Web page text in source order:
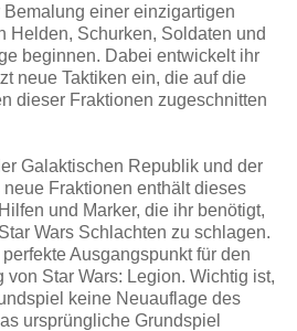
einer einzigartigen
Helden, Schurken, Soldaten und
beginnen. Dabei entwickelt ihr
neue Taktiken ein, die auf die
dieser Fraktionen zugeschnitten
Galaktischen Republik und der
Fraktionen enthält dieses
und Marker, die ihr benötigt,
Wars Schlachten zu schlagen.
Ausgangspunkt für den
Star Wars: Legion. Wichtig ist,
keine Neuauflage des
ursprüngliche Grundspiel